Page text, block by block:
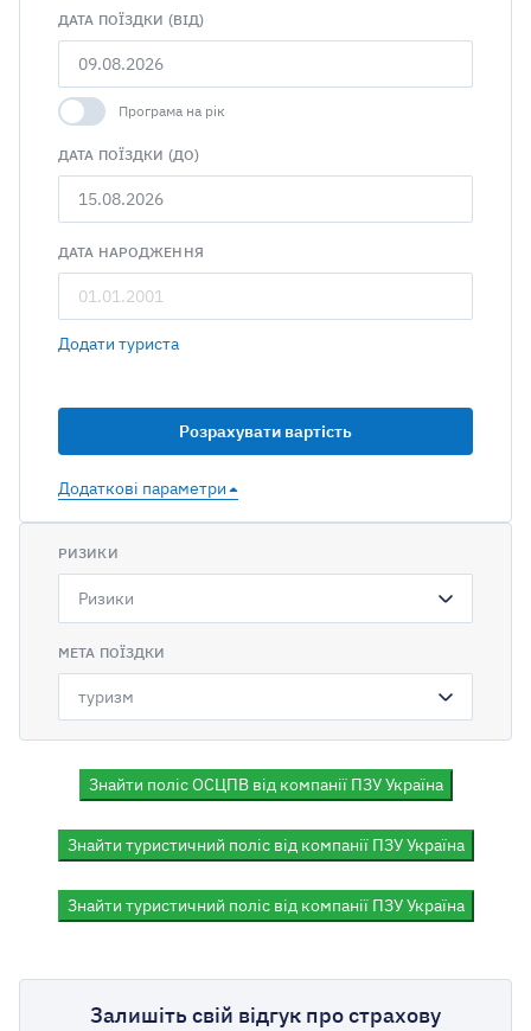
ДАТА ПОЇЗДКИ (ВІД)
Програма на рік
ДАТА ПОЇЗДКИ (ДО)
ДАТА НАРОДЖЕННЯ
Додати туриста
Додаткові параметри
РИЗИКИ
Ризики
МЕТА ПОЇЗДКИ
Знайти поліс ОСЦПВ від компанії ПЗУ Україна
Знайти туристичний поліс від компанії ПЗУ Україна
Знайти туристичний поліс від компанії ПЗУ Україна
Залишіть свій відгук про страхову